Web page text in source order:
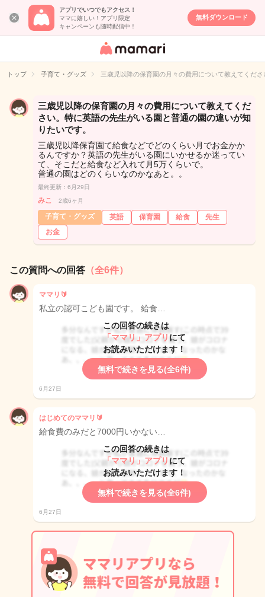
アプリでいつでもアクセス！
ママに嬉しい！アプリ限定
キャンペーンも随時配信中！
無料ダウンロード
女性専用匿名QA
イト
トップ 子育て・グッズ 三歳児以降の保育園の月々の費用について教えてくだ
三歳児以降の保育園の月々の費用について教えてくだ
さい。特に英語の先生がいる園と普通の園の違いが知
りたいです。
三歳児以降保育園て給食などでどのくらい月でお金かか
るんですか？英語の先生がいる園にいかせるか迷ってい
て、そこだと給食など入れて月5万くらいで。
普通の園はどのくらいなのかなあと。。
最終更新：6月29日
みこ 2歳6ヶ月
子育て・グッズ 英語 保育園 給食
先生
お金
この質問への回答 （全6件）
ママリ🔰
私立の認可こども園です。 給食…
この回答の続きは
「ママリ」アプリ にて
お読みいただけます！
無料で続きを見る(全6件)
6月27日
はじめてのママリ🔰
給食費のみだと7000円いかない…
この回答の続きは
「ママリ」アプリ にて
お読みいただけます！
無料で続きを見る(全6件)
6月27日